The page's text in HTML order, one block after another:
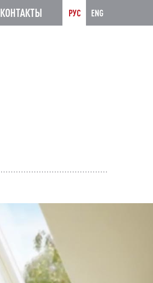
КОНТАКТЫ РУС ENG